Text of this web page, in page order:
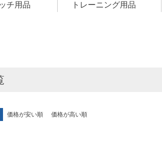
チ用品 トレーニング用品
価格が安い順 価格が高い順